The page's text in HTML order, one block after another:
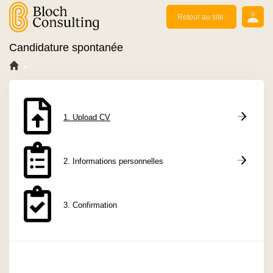
Retour au site
Candidature spontanée
1. Upload CV
2. Informations personnelles
3. Confirmation